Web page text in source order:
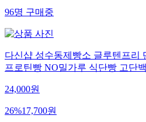
96명구매중
다신샵 성수동제빵소 글루텐프리
프로틴빵 NO밀가루 식단빵 고단
24,000원
26%17,700원